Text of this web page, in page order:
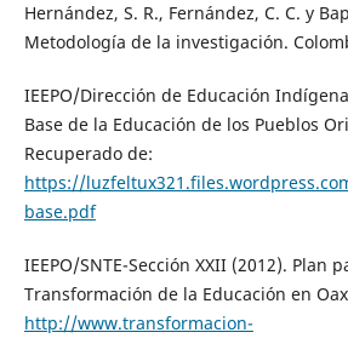
Hernández, S. R., Fernández, C. C. y
Metodología de la investigación.
IEEPO/Dirección de Educación
Base de la Educación de los Pueblos
Recuperado de:
https://
base.pdf
IEEPO/SNTE-Sección XXII (2012). Plan
Transformación de la Educación en
http://www.transformacion-